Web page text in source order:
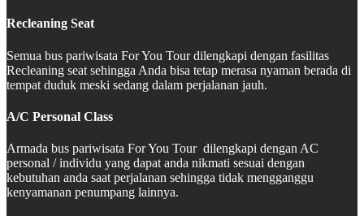
Recleaning Seat
Semua bus pariwisata For You Tour dilengkapi dengan fasilitas
Recleaning seat sehingga Anda bisa tetap merasa nyaman berada di
tempat duduk meski sedang dalam perjalanan jauh.
A/C Personal Class
Armada bus pariwisata For You Tour dilengkapi dengan AC
personal / individu yang dapat anda nikmati sesuai dengan
kebutuhan anda saat perjalanan sehingga tidak mengganggu
kenyamanan penumpang lainnya.